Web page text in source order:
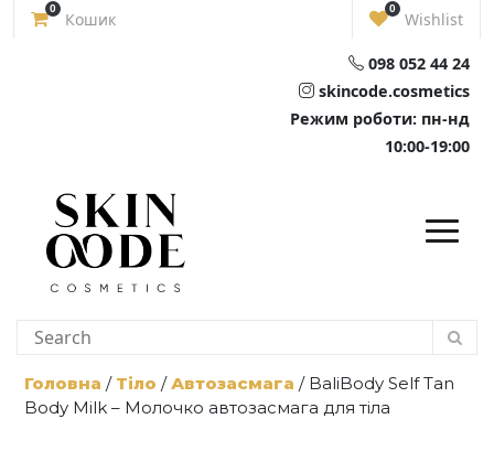
Skip
0
Кошик
0
Wishlist
098 052 44 24
skincode.cosmetics
Режим роботи: пн-нд
10:00-19:00
Головна / Тіло /Автозасмага / BaliBody Self Tan
Body Milk – Молочко автозасмага для тіла